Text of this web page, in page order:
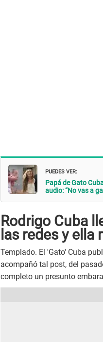
PUEDES VER:
Papá de Gato
audio: “No vas a
Rodrigo Cuba
las redes y ella
Templado. El 'Gato' Cuba
acompañó tal post, del
completo un presunto